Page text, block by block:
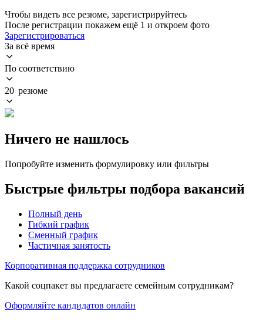
Чтобы видеть все резюме, зарегистрируйтесь
После регистрации покажем ещё 1 и откроем фото
Зарегистрироваться
За всё время
По соответствию
20 резюме
Ничего не нашлось
Попробуйте изменить формулировку или фильтры
Быстрые фильтры подбора вакансий
Полный день
Гибкий график
Сменный график
Частичная занятость
Корпоративная поддержка сотрудников
Какой соцпакет вы предлагаете семейным сотрудникам?
Оформляйте кандидатов онлайн